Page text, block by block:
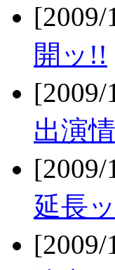
開ッ!!
出演
延長